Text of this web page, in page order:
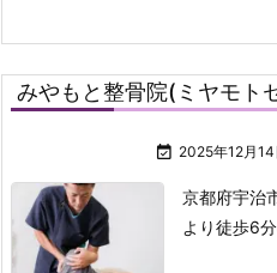
みやもと整骨院(ミヤモト
 2025年12月14
京都府宇治
より徒歩6